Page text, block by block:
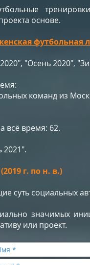
основе.
футбольная
"Осень 2020",
команд из
всё время: 62.
2021".
(2019 г. по н. в.)
суть социальных
значимых
или проект.